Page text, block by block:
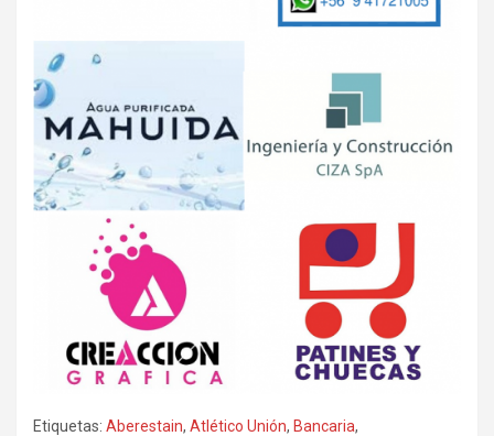
Etiquetas: Aberestain, Atlético Unión, Bancaria,